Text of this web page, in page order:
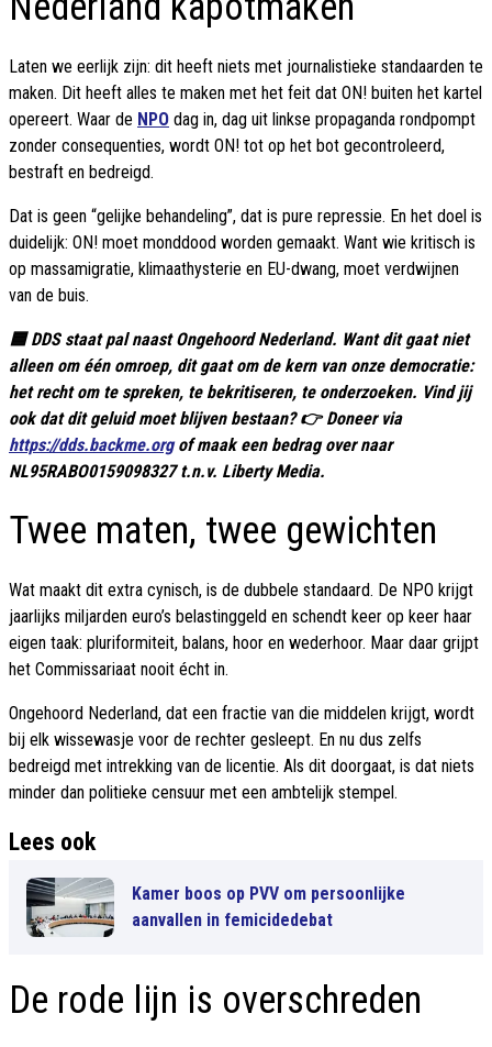
Laten we eerlijk zijn: dit heeft niets met journalistieke standaarden te
maken. Dit heeft alles te maken met het feit dat ON! buiten het kartel
opereert. Waar de NPO dag in, dag uit linkse propaganda rondpompt
zonder consequenties, wordt ON! tot op het bot gecontroleerd,
bestraft en bedreigd.
Dat is geen “gelijke behandeling”, dat is pure repressie. En het doel is
duidelijk: ON! moet monddood worden gemaakt. Want wie kritisch is
op massamigratie, klimaathysterie en EU-dwang, moet verdwijnen
van de buis.
🟦 DDS staat pal naast Ongehoord Nederland. Want dit gaat niet
alleen om één omroep, dit gaat om de kern van onze democratie:
het recht om te spreken, te bekritiseren, te onderzoeken. Vind jij
ook dat dit geluid moet blijven bestaan? 👉 Doneer via
https://dds.backme.orgof maak een bedrag over naar
NL95RABO0159098327 t.n.v. Liberty Media.
Twee maten, twee gewichten
Wat maakt dit extra cynisch, is de dubbele standaard. De NPO krijgt
jaarlijks miljarden euro’s belastinggeld en schendt keer op keer haar
eigen taak: pluriformiteit, balans, hoor en wederhoor. Maar daar grijpt
het Commissariaat nooit écht in.
Ongehoord Nederland, dat een fractie van die middelen krijgt, wordt
bij elk wissewasje voor de rechter gesleept. En nu dus zelfs
bedreigd met intrekking van de licentie. Als dit doorgaat, is dat niets
minder dan politieke censuur met een ambtelijk stempel.
Lees ook
Kamer boos op PVV om persoonlijke
aanvallen in femicidedebat
De rode lijn is overschreden